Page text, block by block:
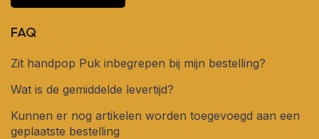
FAQ
Zit handpop Puk inbegrepen bij mijn bestelling?
Wat is de gemiddelde levertijd?
Kunnen er nog artikelen worden toegevoegd aan een
geplaatste bestelling